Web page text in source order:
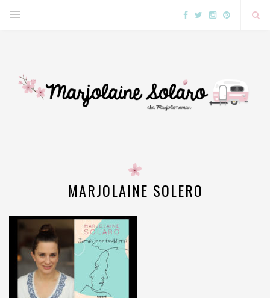
MARJOLAINE SOLERO